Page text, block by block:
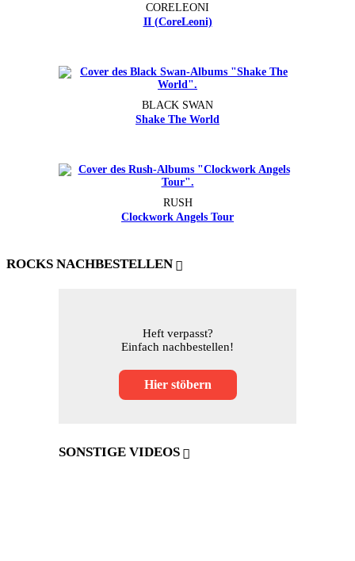
CORELEONI
II (CoreLeoni)
BLACK SWAN
Shake The World
RUSH
Clockwork Angels Tour
ROCKS NACHBESTELLEN
Heft verpasst?
Einfach nachbestellen!
Hier stöbern
SONSTIGE VIDEOS